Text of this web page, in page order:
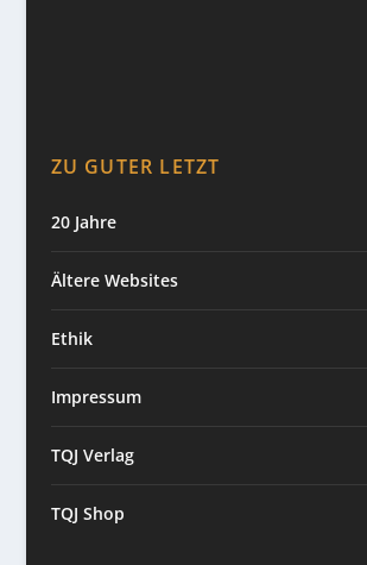
ZU GUTER LETZT
20 Jahre
Ältere Websites
Ethik
Impressum
TQJ Verlag
TQJ Shop